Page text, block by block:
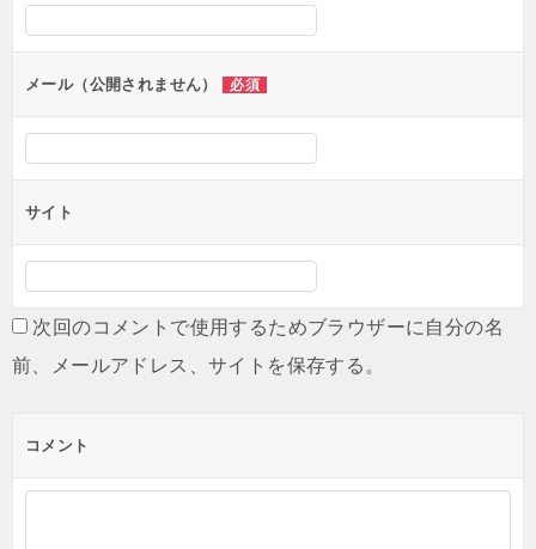
シ
ンメール（公開されません） 必須
サイト
次回のコメントで使用するためブラウザーに自分の名
前、メールアドレス、サイトを保存する。
コメント